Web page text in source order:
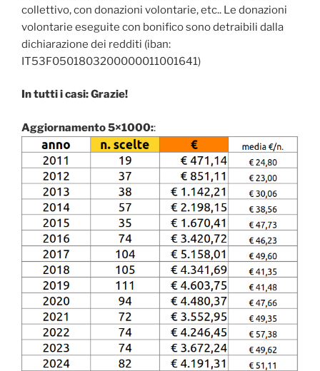
collettivo, con donazioni volontarie, etc.. Le donazioni
volontarie eseguite con bonifico sono detraibili dalla
dichiarazione dei redditi (iban:
IT53F0501803200000011001641)
In tutti i casi: Grazie!
Aggiornamento 5×1000::